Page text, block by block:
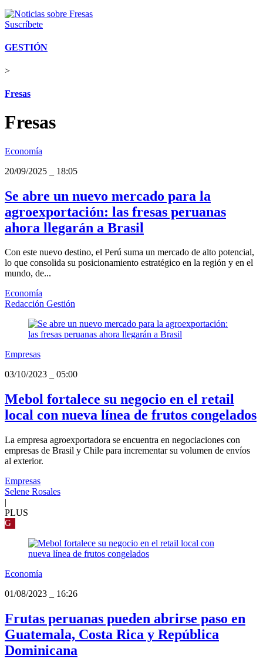
Suscríbete
GESTIÓN
>
Fresas
Fresas
Economía
20/09/2025
18:05
Se abre un nuevo mercado para la
agroexportación: las fresas peruanas
ahora llegarán a Brasil
Con este nuevo destino, el Perú suma un mercado de alto potencial,
lo que consolida su posicionamiento estratégico en la región y en el
mundo, de...
Economía
Redacción Gestión
Empresas
03/10/2023
05:00
Mebol fortalece su negocio en el retail
local con nueva línea de frutos congelados
La empresa agroexportadora se encuentra en negociaciones con
empresas de Brasil y Chile para incrementar su volumen de envíos
al exterior.
Empresas
Selene Rosales
|
PLUS
G
Economía
01/08/2023
16:26
Frutas peruanas pueden abrirse paso en
Guatemala, Costa Rica y República
Dominicana